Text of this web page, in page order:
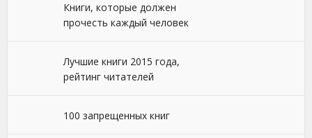
Книги, которые должен
прочесть каждый человек
Лучшие книги 2015 года,
рейтинг читателей
100 запрещенных книг